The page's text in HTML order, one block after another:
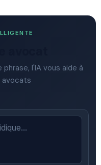
l'IA vous aide à
avocats